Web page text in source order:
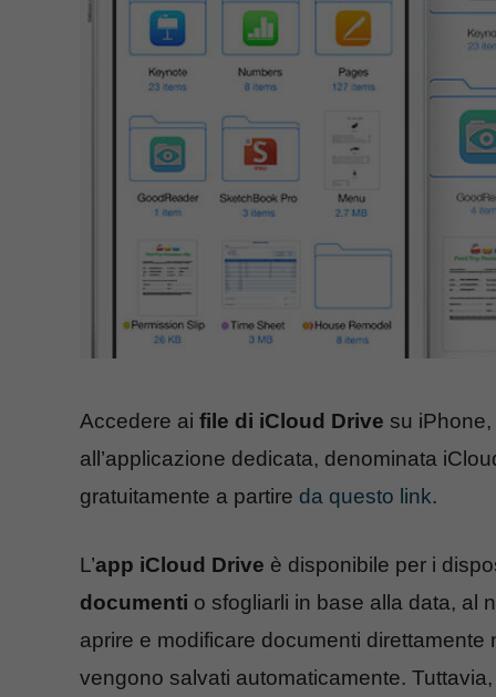
Accedere ai file di iCloud Drive su
all’applicazione dedicata, denominata
gratuitamente a partire da questo link.
L’app iCloud Drive è disponibile per i
documenti o sfogliarli in base alla data, al
aprire e modificare documenti
vengono salvati automaticamente. Tuttavia,